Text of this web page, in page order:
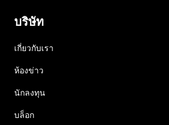
บริษัท
เกี่ยวกับเรา
ห้องข่าว
นักลงทุน
บล็อก